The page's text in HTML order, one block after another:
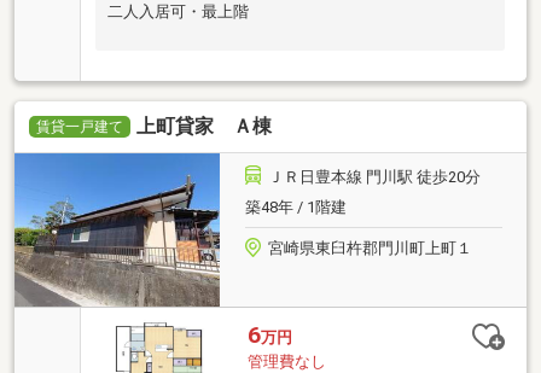
二人入居可・最上階
賃貸一戸建て 上町貸家 Ａ棟
ＪＲ日豊本線 門川駅 徒歩20分
築48年 / 1階建
宮崎県東臼杵郡門川町上町１
6万円
管理費なし